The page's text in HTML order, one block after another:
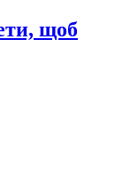
щоб